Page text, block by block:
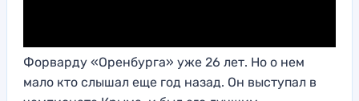
Форварду «Оренбурга» уже 26 лет. Но о нем
мало кто слышал еще год назад. Он выступал в